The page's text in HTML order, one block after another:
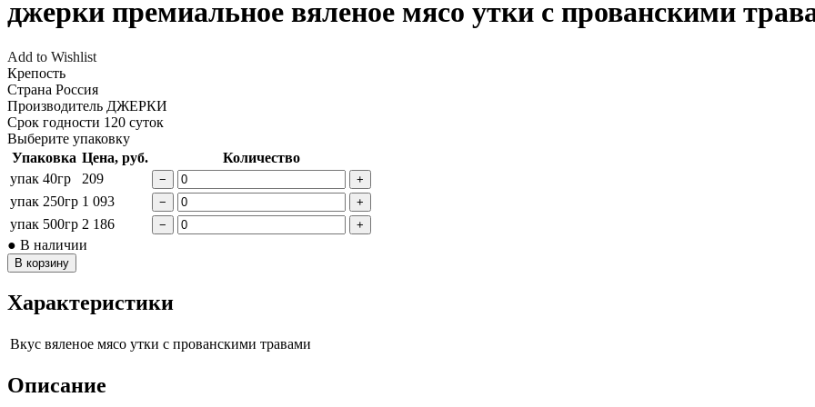
джерки премиальное вяленое мясо утки с прованскими
Add to Wishlist
Крепость
Страна Россия
Производитель ДЖЕРКИ
Срок годности 120 суток
Выберите упаковку
Упаковка Цена, руб.
Количество
упак 40гр
209 − +
упак 250гр 1 093 − +
упак 500гр 2 186 − +
● В наличии
В корзину
Характеристики
Вкус вяленое мясо утки с прованскими травами
Описание